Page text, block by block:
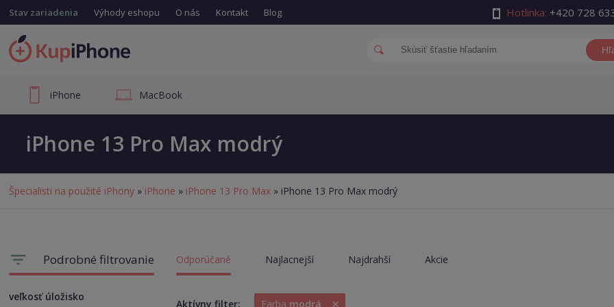
Stav zariadenia Výhody eshopu O nás Kontakt Blog Hotlinka: +420 728
iPhone MacBook
iPhone 13 Pro Max modrý
Špecialisti na použité iPhony » iPhone » iPhone 13 Pro Max » iPhone 13 Pro Max modrý
Podrobné filtrovanie
veľkosť úložisko
Odporúčané Najlacnejší Najdrahší Akcie
Aktívny filter: Farba modrá